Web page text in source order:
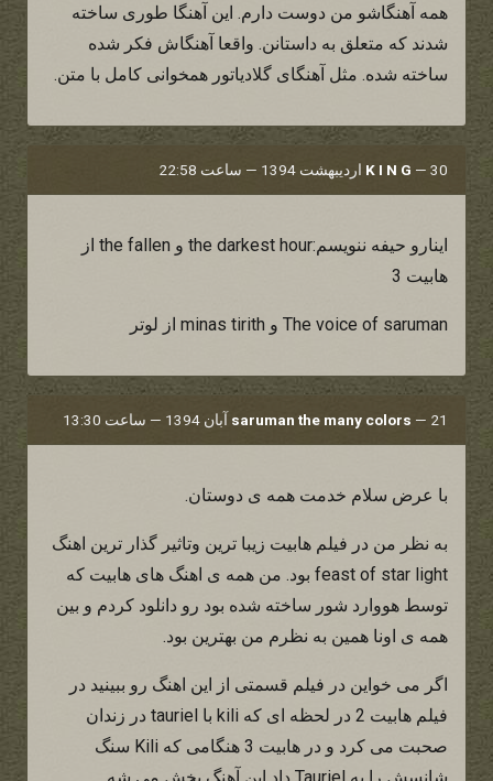
همه آهنگاشو من دوست دارم. این آهنگا طوری ساخته
شدند که متعلق به داستانن. واقعا آهنگاش فکر شده
ساخته شده. مثل آهنگای گلادیاتور همخوانی کامل با متن.
K I N G — 30 اردیبهشت 1394 — ساعت 22:58
اینارو حیفه ننویسم:the darkest hour و the fallen از
هابیت 3
The voice of saruman و minas tirith از لوتر
saruman the many colors — 21 آبان 1394 — ساعت 13:30
با عرض سلام خدمت همه ی دوستان.
به نظر من در فیلم هابیت زیبا ترین وتاثیر گذار ترین اهنگ
feast of star light بود. من همه ی اهنگ های هابیت که
توسط هووارد شور ساخته شده بود رو دانلود کردم و بین
همه ی اونا همین به نظرم من بهترین بود.
اگر می خواین در فیلم قسمتی از این اهنگ رو ببینید در
فیلم هابیت 2 در لحظه ای که kili با tauriel در زندان
صحبت می کرد و در هابیت 3 هنگامی که Kili سنگ
شانسش را به Tauriel داد این آهنگ پخش می شه.